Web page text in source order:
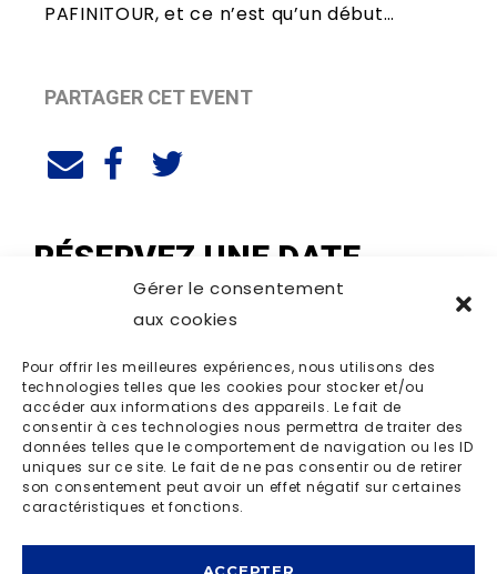
Gérer le consentement
aux cookies
Pour offrir les meilleures expériences, nous utilisons des
technologies telles que les cookies pour stocker et/ou
accéder aux informations des appareils. Le fait de
consentir à ces technologies nous permettra de traiter des
données telles que le comportement de navigation ou les ID
uniques sur ce site. Le fait de ne pas consentir ou de retirer
son consentement peut avoir un effet négatif sur certaines
caractéristiques et fonctions.
ACCEPTER
PAFINITOUR, et ce n’est qu’un début…
PARTAGER CET EVENT
RÉSERVEZ UNE DATE